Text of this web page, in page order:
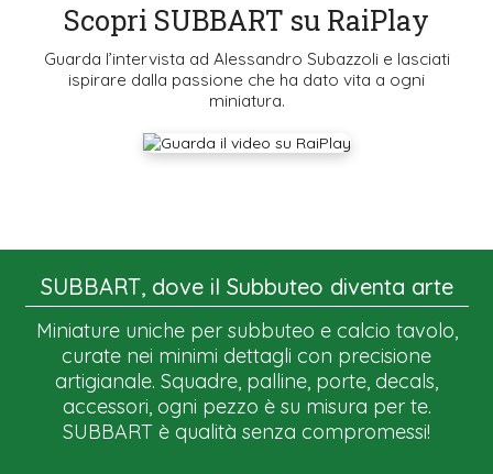
Scopri SUBBART su RaiPlay
Guarda l’intervista ad Alessandro Subazzoli e lasciati
ispirare dalla passione che ha dato vita a ogni
miniatura.
SUBBART, dove il Subbuteo diventa arte
Miniature uniche per subbuteo e calcio tavolo,
curate nei minimi dettagli con precisione
artigianale. Squadre, palline, porte, decals,
accessori, ogni pezzo è su misura per te.
SUBBART è qualità senza compromessi!